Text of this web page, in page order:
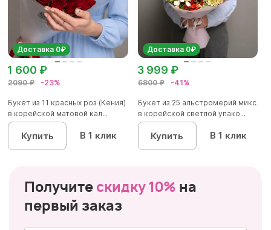
Доставка 0₽
2090 ₽ -23%
1 600 ₽
Букет из 11 красных роз (Кения)
в корейской матовой кал...
Купить В 1 клик
Доставка 0₽
6800 ₽ -41%
3 999 ₽
Букет из 25 альстромерий микс
в корейской светлой упако...
Купить В 1 клик
Получите скидку 10% на
первый заказ